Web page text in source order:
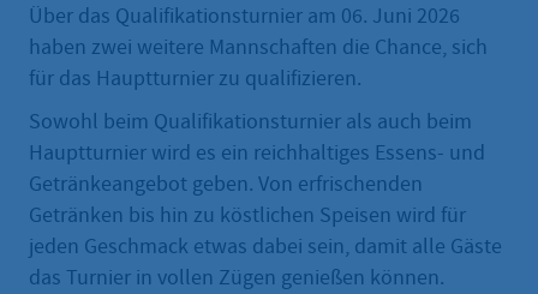
Über das Qualifikationsturnier am 06. Juni 2026
haben zwei weitere Mannschaften die Chance, sich
für das Hauptturnier zu qualifizieren.
Sowohl beim Qualifikationsturnier als auch beim
Hauptturnier wird es ein reichhaltiges Essens- und
Getränkeangebot geben. Von erfrischenden
Getränken bis hin zu köstlichen Speisen wird für
jeden Geschmack etwas dabei sein, damit alle Gäste
das Turnier in vollen Zügen genießen können.